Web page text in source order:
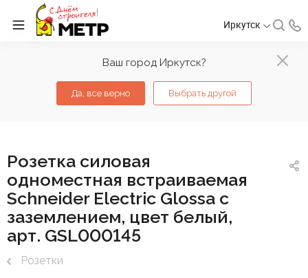
Ваш город Иркутск?
Да, все верно Выбрать другой
Иркутск
Розетка силовая
одноместная встраиваемая
Schneider Electric Glossa с
заземлением, цвет белый,
арт. GSL000145
Розетки